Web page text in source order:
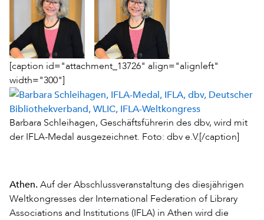
[caption id="attachment_13726" align="alignleft"
width="300"]
Barbara Schleihagen, Geschäftsführerin des dbv, wird mit
der IFLA-Medal ausgezeichnet. Foto: dbv e.V.[/caption]
Athen. Auf der Abschlussveranstaltung des diesjährigen
Weltkongresses der International Federation of Library
Associations and Institutions (IFLA) in Athen wird die